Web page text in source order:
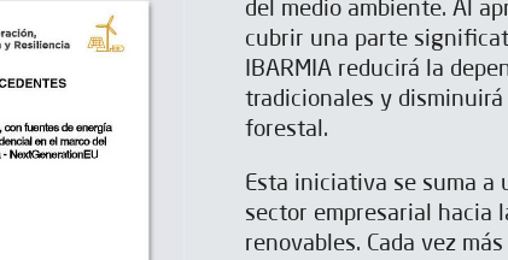
del medio ambiente. Al
cubrir una parte
IBARMIA reducirá la
tradicionales y
forestal.
Esta iniciativa se suma a
sector empresarial hacia
renovables. Cada vez